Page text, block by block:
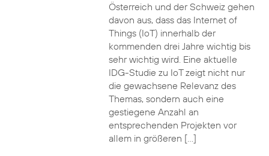
Österreich und der Schweiz gehen
davon aus, dass das Internet of
Things (IoT) innerhalb der
kommenden drei Jahre wichtig bis
sehr wichtig wird. Eine aktuelle
IDG-Studie zu IoT zeigt nicht nur
die gewachsene Relevanz des
Themas, sondern auch eine
gestiegene Anzahl an
entsprechenden Projekten vor
allem in größeren […]